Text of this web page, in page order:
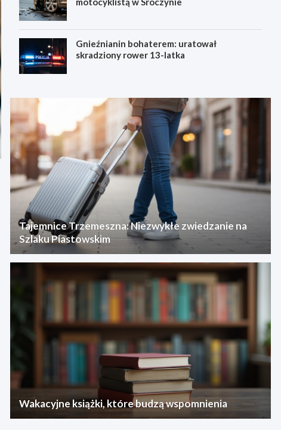
Gnieźnianin bohaterem: uratował
skradziony rower 13-latka
Tajemnice Trzemeszna: Niezwykłe zwiedzanie na
Szlaku Piastowskim
Wakacyjne książki, które budzą wspomnienia